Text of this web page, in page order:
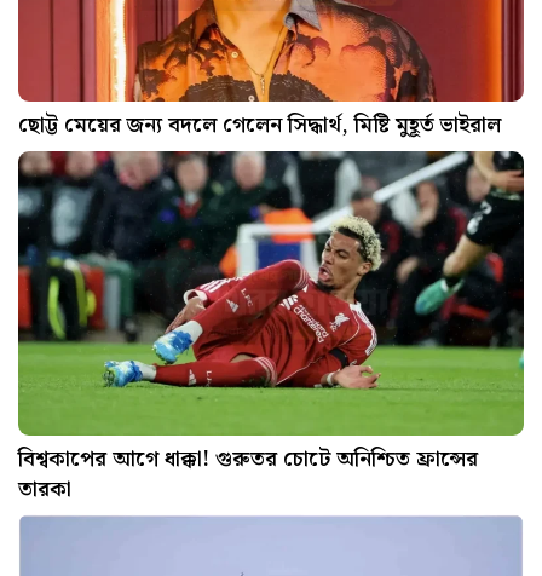
ছোট্ট মেয়ের জন্য বদলে গেলেন সিদ্ধার্থ, মিষ্টি মুহূর্ত ভাইরাল
বিশ্বকাপের আগে ধাক্কা! গুরুতর চোটে অনিশ্চিত ফ্রান্সের
তারকা